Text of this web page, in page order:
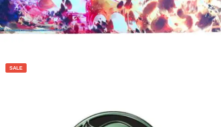
SALE